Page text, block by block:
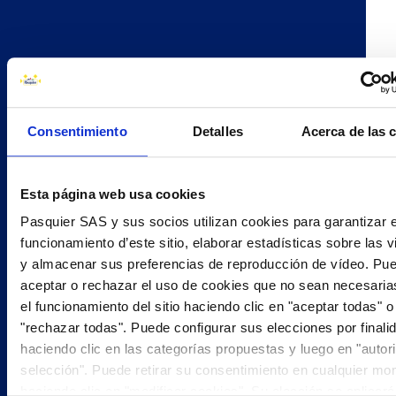
Consentimiento Detalles Acerca de las
Esta página web usa cookies
Pasquier SAS y sus socios utilizan cookies para garantizar
funcionamiento d’este sitio, elaborar estadísticas sobre las
y almacenar sus preferencias de reproducción de vídeo.
aceptar o rechazar el uso de cookies que no sean
el funcionamiento del sitio haciendo clic en "aceptar todas" o
"rechazar todas". Puede configurar sus elecciones por
haciendo clic en las categorías propuestas y luego en
selección". Puede retirar su consentimiento en cualquier
TODOS NUESTROS PRODUCTOS DE LA FAMILIA GAMA
CLÁSICA